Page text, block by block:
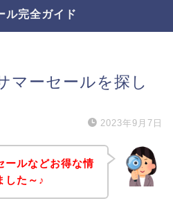
ル完全ガイド
マーセールを探し
2023年9月7日
ールなどお得な情
した～♪